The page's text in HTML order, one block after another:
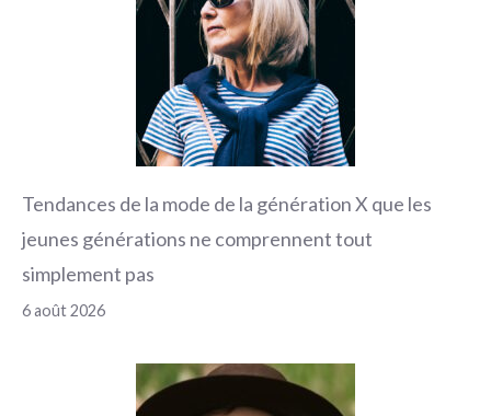
Tendances de la mode de la génération X que les
jeunes générations ne comprennent tout
simplement pas
6 août 2026